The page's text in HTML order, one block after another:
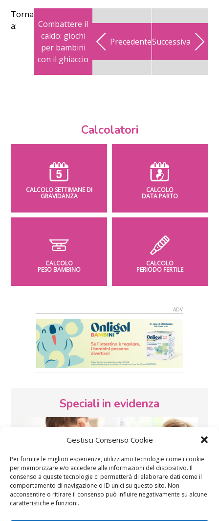
Gestisci Consenso Cookie
Per fornire le migliori esperienze, utilizziamo tecnologie come i cookie
per memorizzare e/o accedere alle informazioni del dispositivo. Il
consenso a queste tecnologie ci permetterà di elaborare dati come il
comportamento di navigazione o ID unici su questo sito. Non
acconsentire o ritirare il consenso può influire negativamente su alcune
caratteristiche e funzioni.
Torna
a:
Combattere il
caldo: giochi
per bambini
con il ghiaccio
PrecedenteSuccessiva
Calcolatori
CALCOLO SETTIMANE DI
GRAVIDANZA
CALCOLO
DATA PARTO
CALCOLO
PESO BAMBINO
CALCOLO
PERIODO FERTILE
Speciali in evidenza
Vaccini SOS Pediatra